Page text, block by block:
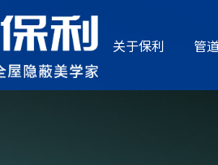
关于保利 管